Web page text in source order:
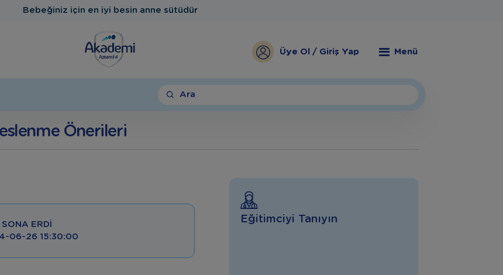
Bebeğiniz için en iyi besin anne sütüdür
Üye Ol / Giriş Yap Menü
Ara
Önerileri
ERDI
06-26 15:30:00
Eğitimciyi Tanıyın